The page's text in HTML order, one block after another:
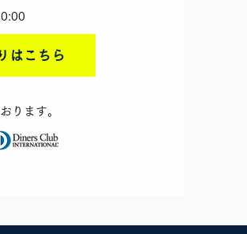
ります。
はこちら